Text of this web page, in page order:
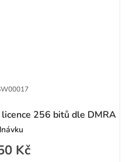
256 bitů dle DMRA
Kč